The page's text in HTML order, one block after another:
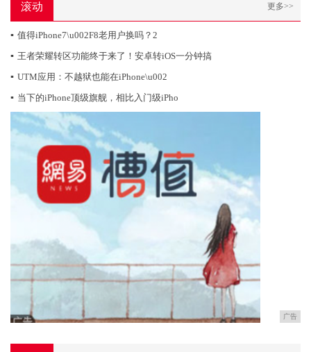
滚动 更多>>
▪ 值得iPhone7\u002F8老用户换吗？2
▪ 王者荣耀转区功能终于来了！安卓转iOS一分钟搞
▪ UTM应用：不越狱也能在iPhone\u002
▪ 当下的iPhone顶级旗舰，相比入门级iPho
广告